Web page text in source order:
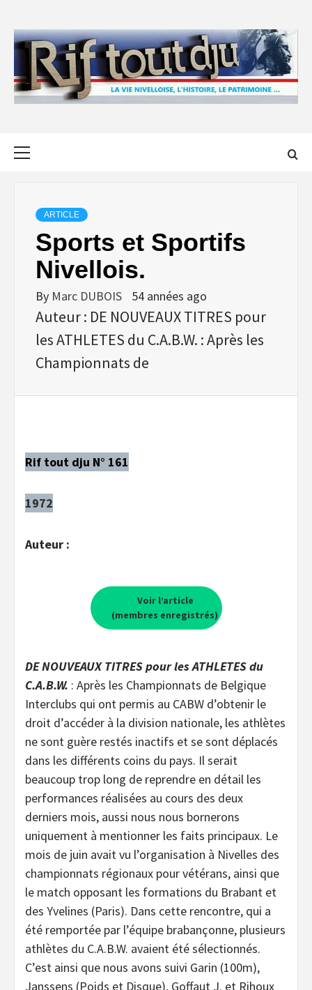
content
ARTICLE
Sports et Sportifs
Nivellois.
By Marc DUBOIS 54 années ago
Auteur : DE NOUVEAUX TITRES pour
les ATHLETES du C.A.B.W. : Après les
Championnats de
Rif tout dju N° 161
1972
Auteur :
Voir l’article
(membres enregistrés)
DE NOUVEAUX TITRES pour les ATHLETES du
C.A.B.W. : Après les Championnats de Belgique
Interclubs qui ont permis au CABW d’obtenir le
droit d’accéder à la division nationale, les athlètes
ne sont guère restés inactifs et se sont déplacés
dans les différents coins du pays. Il serait
beaucoup trop long de reprendre en détail les
performances réalisées au cours des deux
derniers mois, aussi nous nous bornerons
uniquement à mentionner les faits principaux. Le
mois de juin avait vu l’organisation à Nivelles des
championnats régionaux pour vétérans, ainsi que
le match opposant les formations du Brabant et
des Yvelines (Paris). Dans cette rencontre, qui a
été remportée par l’équipe brabançonne, plusieurs
athlètes du C.A.B.W. avaient été sélectionnés.
C’est ainsi que nous avons suivi Garin (100m),
Janssens (Poids et Disque), Goffaut J. et Rihoux